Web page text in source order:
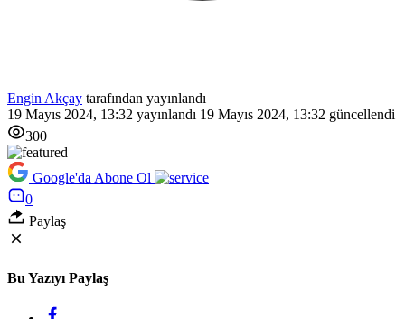
Engin Akçay tarafından yayınlandı
19 Mayıs 2024, 13:32 yayınlandı 19 Mayıs 2024, 13:32 güncellendi
300
Google'da Abone Ol
0
Paylaş
Bu Yazıyı Paylaş